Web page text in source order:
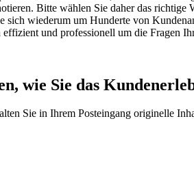
Bitte wählen Sie daher das
wiederum um Hunderte von
und professionell um die Fragen
wie Sie das
Sie in Ihrem Posteingang originelle